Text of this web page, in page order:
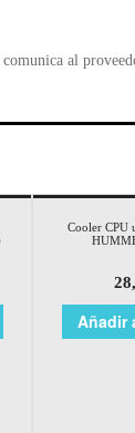
al
Cooler CPU
28,
Añadir